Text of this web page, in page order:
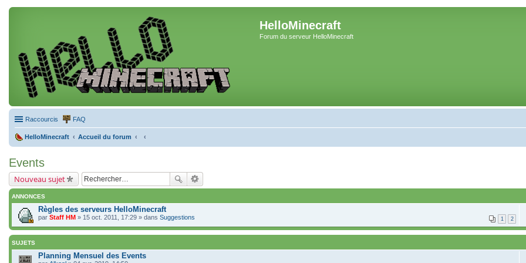
HelloMinecraft
Forum du serveur HelloMinecraft
Raccourcis FAQ
HelloMinecraft Accueil du forum
Events
Nouveau sujet
ANNONCES
Règles des serveurs HelloMinecraft
1 2
par Staff HM » 15 oct. 2011, 17:29 » dans Suggestions
SUJETS
Planning Mensuel des Events